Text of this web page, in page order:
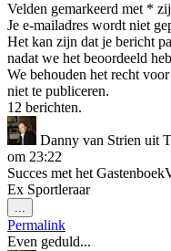
Velden gemarkeerd met *
Je e-mailadres wordt niet
Het kan zijn dat je bericht
nadat we het beoordeeld
We behouden het recht
niet te publiceren.
12 berichten.
Danny van Strien uit
om 23:22
Succes met het
Ex Sportleraar
...
deze
metabox.
Permalink
Even geduld...